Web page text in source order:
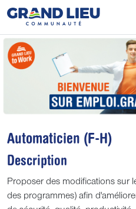
Automaticien (F-H)
Description
Proposer des modifications sur
des programmes) afin